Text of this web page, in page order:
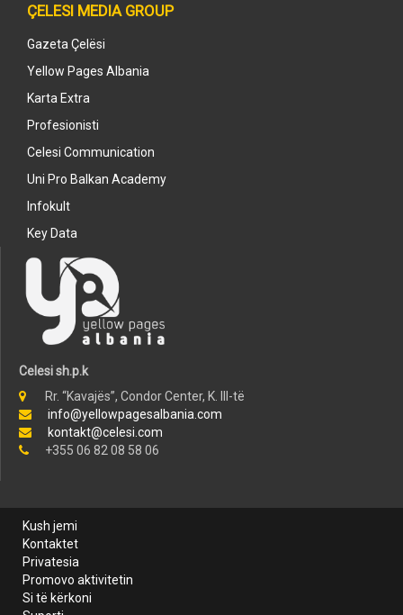
ÇELESI MEDIA GROUP
Gazeta Çelësi
Yellow Pages Albania
Karta Extra
Profesionisti
Celesi Communication
Uni Pro Balkan Academy
Infokult
Key Data
Celesi sh.p.k
Rr. “Kavajës”, Condor Center, K. III-të
info@yellowpagesalbania.com
kontakt@celesi.com
+355 06 82 08 58 06
Kush jemi
Kontaktet
Privatesia
Promovo aktivitetin
Si të kërkoni